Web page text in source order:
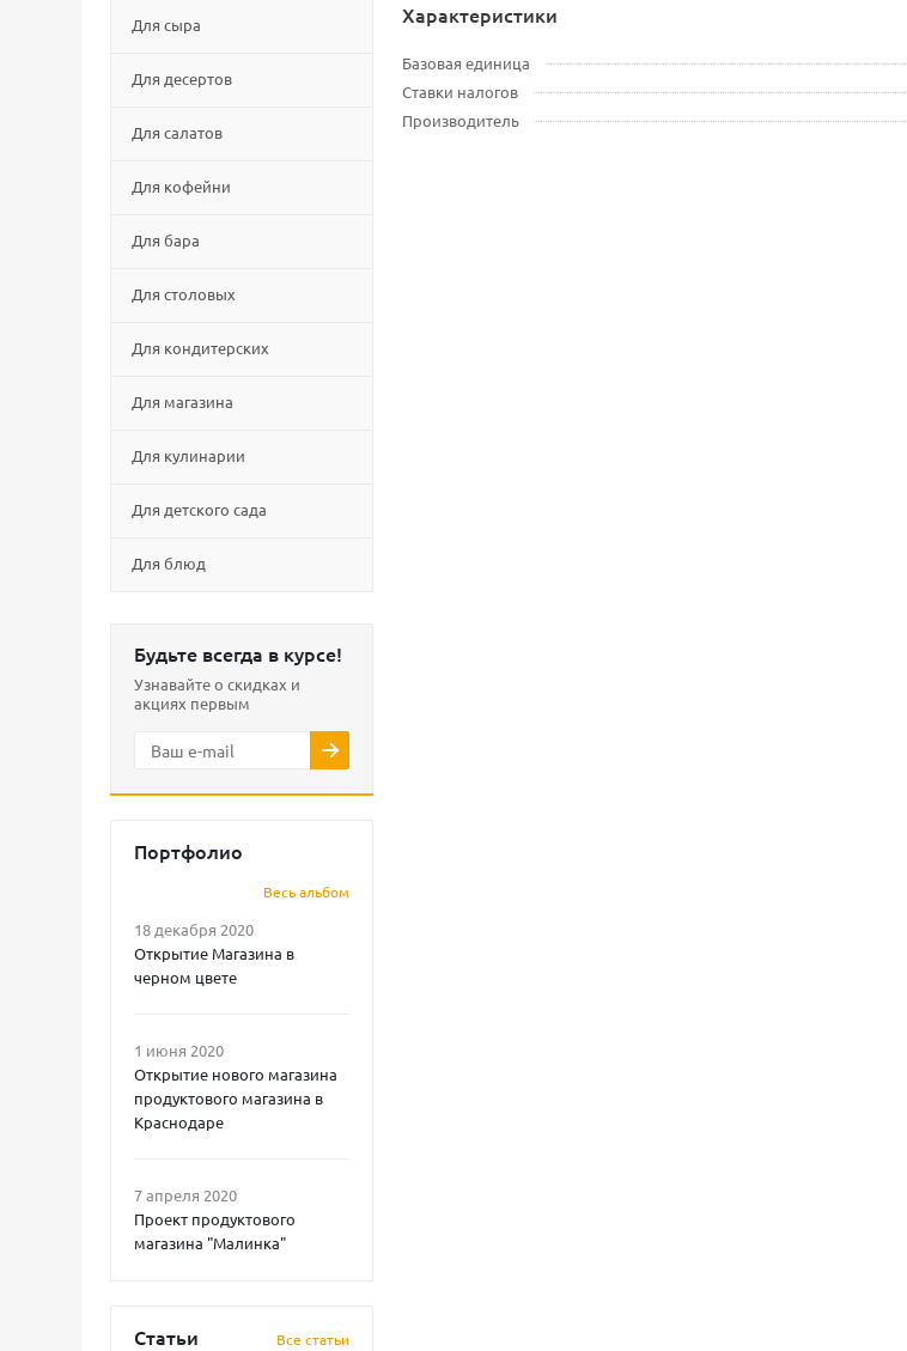
Для сыра
Для десертов
Для салатов
Для кофейни
Для бара
Для столовых
Для кондитерских
Для магазина
Для кулинарии
Для детского сада
Для блюд
Будьте всегда в курсе!
Узнавайте о скидках и
акциях первым
Портфолио
Весь альбом
18 декабря 2020
Открытие Магазина в
черном цвете
1 июня 2020
Открытие нового магазина
продуктового магазина в
Краснодаре
7 апреля 2020
Проект продуктового
магазина "Малинка"
Статьи Все статьи
Характеристики
Базовая единица
Ставки налогов
Производитель